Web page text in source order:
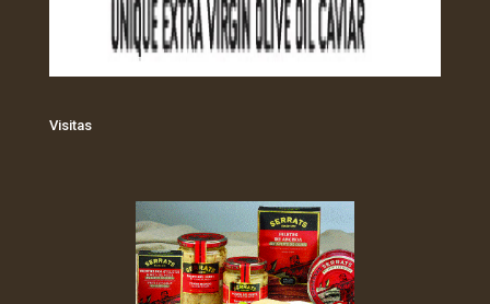
Visitas